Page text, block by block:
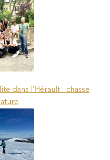
dans l’Hérault : chasse